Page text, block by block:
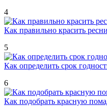
4
Как правильно красить
5
Как определить срок
6
Как подобрать красную